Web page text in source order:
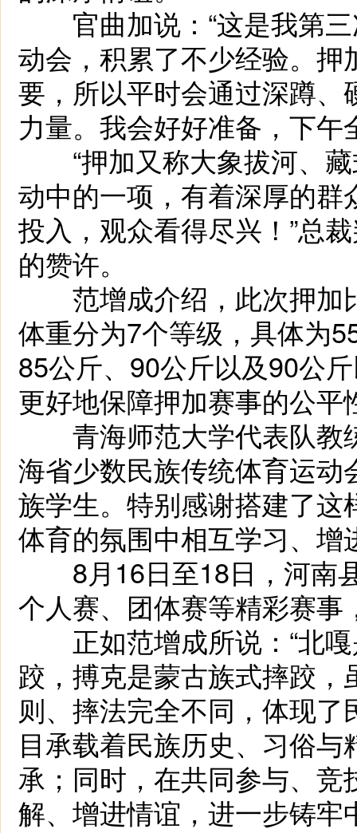
官曲加说：“这是我第三
动会，积累了不少经验。
要，所以平时会通过深蹲
力量。我会好好准备，下午
“押加又称大象拔河、藏
动中的一项，有着深厚的
投入，观众看得尽兴！”总
的赞许。
范增成介绍，此次押加
体重分为7个等级，具体为
85公斤、90公斤以及90公
更好地保障押加赛事的公平
青海师范大学代表队教
海省少数民族传统体育运
族学生。特别感谢搭建了
体育的氛围中相互学习、增
8月16日至18日，河南
个人赛、团体赛等精彩赛事
正如范增成所说：“北嘎
跤，搏克是蒙古族式摔跤
则、摔法完全不同，体现
目承载着民族历史、习俗
承；同时，在共同参与、
解、增进情谊，进一步铸牢